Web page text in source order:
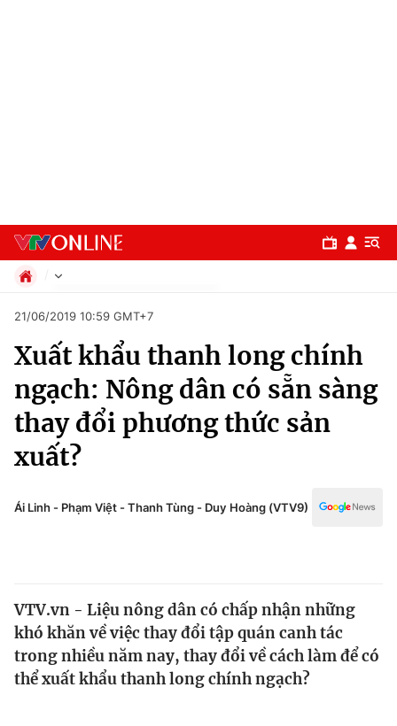
Chuyên mục
Chính trị
Xã hội
Pháp luật
Thế giới
Tin tức
Thế giới đó đây
Kinh tế
Xã hội
Pháp luật
Thể thao
Truyền hình
Văn hóa - Giải trí
Y tế
Công nghệ
21/06/2019 10:59 GMT+7
Xuất khẩu thanh long chính
ngạch: Nông dân có sẵn sàng
thay đổi phương thức sản
xuất?
Ái Linh - Phạm Việt - Thanh Tùng - Duy Hoàng (VTV9)
VTV.vn - Liệu nông dân có chấp nhận những
khó khăn về việc thay đổi tập quán canh tác
trong nhiều năm nay, thay đổi về cách làm để có
thể xuất khẩu thanh long chính ngạch?